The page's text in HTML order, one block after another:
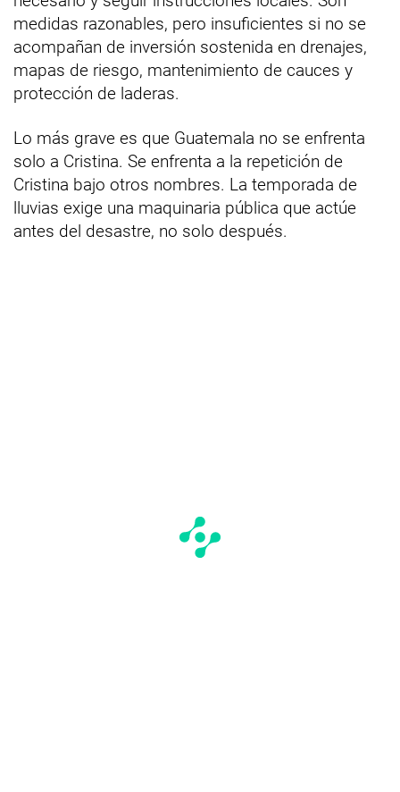
medidas razonables, pero insuficientes si no se
acompañan de inversión sostenida en drenajes,
mapas de riesgo, mantenimiento de cauces y
protección de laderas.
Lo más grave es que Guatemala no se enfrenta
solo a Cristina. Se enfrenta a la repetición de
Cristina bajo otros nombres. La temporada de
lluvias exige una maquinaria pública que actúe
antes del desastre, no solo después.